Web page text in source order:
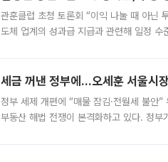
관훈클럽 초청 토론회 “이익 나눌 때 아닌
도체 업계의 성과급 지급과 관련해 일정 수
세금 꺼낸 정부에…오세훈 서울시
정부 세제 개편에 “매물 잠김·전월세 불안
부동산 해법 전쟁이 본격화하고 있다. 정